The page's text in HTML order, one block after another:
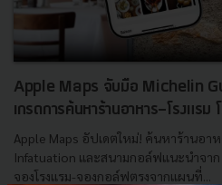
Apple Maps จับมือ Michelin
เกรดการค้นหาร้านอาหาร-โรงแรม
Apple Maps อัปเดตใหม่! ค้นหาร้านอาห
Infatuation และสนามกอล์ฟแนะนำจา
จองโรงแรม-จองกอล์ฟตรงจากแผนที่...